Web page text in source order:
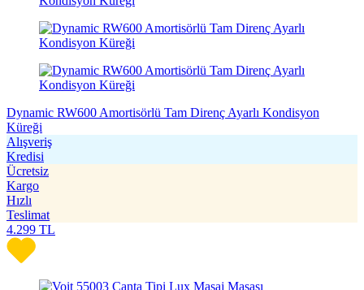
Dynamic RW600 Amortisörlü Tam Direnç Ayarlı Kondisyon
Küreği
Alışveriş
Kredisi
Ücretsiz
Kargo
Hızlı
Teslimat
4.299 TL